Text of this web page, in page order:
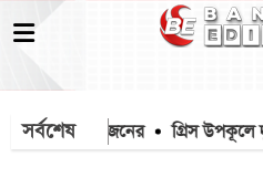
সর্বশেষ
গেল ৭ জনের গ্রিস উপকূলে দুই